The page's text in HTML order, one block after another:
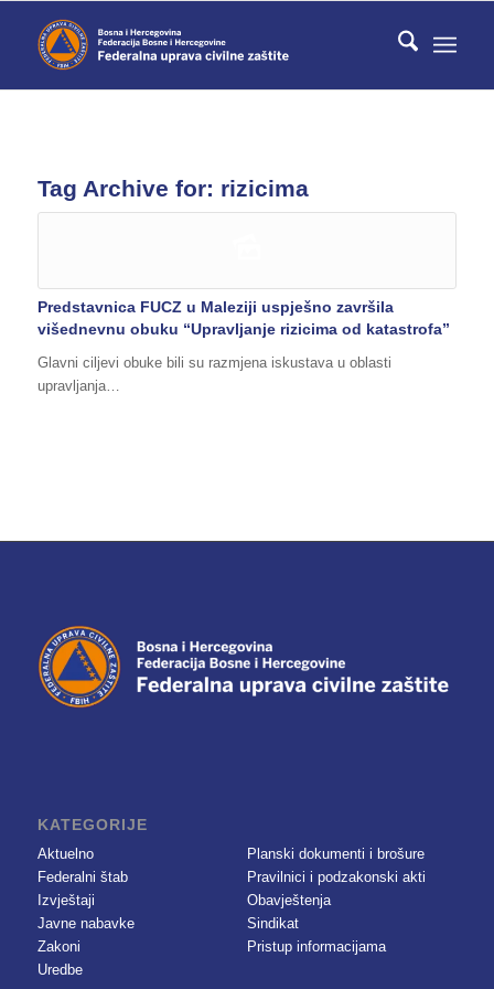
Tag Archive for: rizicima
Predstavnica FUCZ u Maleziji uspješno završila
višednevnu obuku “Upravljanje rizicima od katastrofa”
Glavni ciljevi obuke bili su razmjena iskustava u oblasti
upravljanja…
KATEGORIJE
Aktuelno
Federalni štab
Izvještaji
Javne nabavke
Zakoni
Uredbe
Planski dokumenti i brošure
Pravilnici i podzakonski akti
Obavještenja
Sindikat
Pristup informacijama